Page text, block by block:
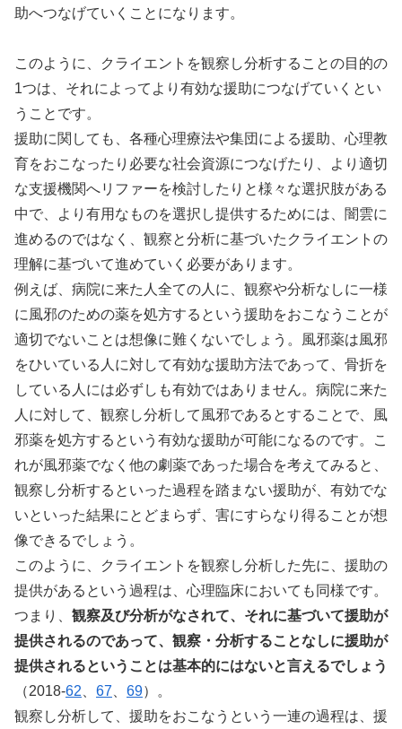
助へつなげていくことになります。
このように、クライエントを観察し分析することの目的の
1つは、それによってより有効な援助につなげていくとい
うことです。
援助に関しても、各種心理療法や集団による援助、心理教
育をおこなったり必要な社会資源につなげたり、より適切
な支援機関へリファーを検討したりと様々な選択肢がある
中で、より有用なものを選択し提供するためには、闇雲に
進めるのではなく、観察と分析に基づいたクライエントの
理解に基づいて進めていく必要があります。
例えば、病院に来た人全ての人に、観察や分析なしに一様
に風邪のための薬を処方するという援助をおこなうことが
適切でないことは想像に難くないでしょう。風邪薬は風邪
をひいている人に対して有効な援助方法であって、骨折を
している人には必ずしも有効ではありません。病院に来た
人に対して、観察し分析して風邪であるとすることで、風
邪薬を処方するという有効な援助が可能になるのです。こ
れが風邪薬でなく他の劇薬であった場合を考えてみると、
観察し分析するといった過程を踏まない援助が、有効でな
いといった結果にとどまらず、害にすらなり得ることが想
像できるでしょう。
このように、クライエントを観察し分析した先に、援助の
提供があるという過程は、心理臨床においても同様です。
つまり、 観察及び分析がなされて、それに基づいて援助が
提供されるのであって、観察・分析することなしに援助が
提供されるということは基本的にはないと言えるでしょう
（2018-62 67 69）。
観察し分析して、援助をおこなうという一連の過程は、援